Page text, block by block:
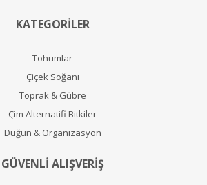
KATEGORİLER
Tohumlar
Çiçek Soğanı
Toprak & Gübre
Çim Alternatifi Bitkiler
Düğün & Organizasyon
GÜVENLİ ALIŞVERİŞ